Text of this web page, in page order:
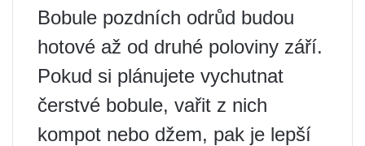
Bobule pozdních odrůd budou
hotové až od druhé poloviny září.
Pokud si plánujete vychutnat
čerstvé bobule, vařit z nich
kompot nebo džem, pak je lepší